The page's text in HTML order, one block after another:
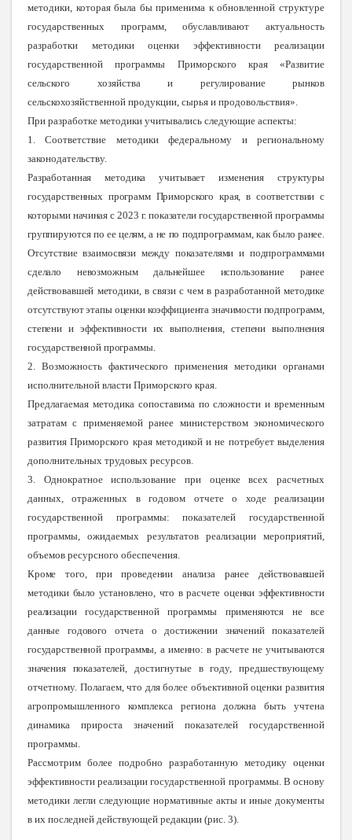
методики, которая была бы применима к обновленной структуре
государственных программ, обуславливают актуальность
разработки методики оценки эффективности реализации
государственной программы Приморского края «Развитие
сельского хозяйства и регулирование рынков
сельскохозяйственной продукции, сырья и продовольствия».
При разработке методики учитывались следующие аспекты:
1. Соответствие методики федеральному и региональному
законодательству.
Разработанная методика учитывает изменения структуры
государственных программ Приморского края, в соответствии с
которыми начиная с 2023 г. показатели государственной программы
группируются по ее целям, а не по подпрограммам, как было ранее.
Отсутствие взаимосвязи между показателями и подпрограммами
сделало невозможным дальнейшее использование ранее
действовавшей методики, в связи с чем в разработанной методике
отсутствуют этапы оценки коэффициента значимости подпрограмм,
степени и эффективности их выполнения, степени выполнения
государственной программы.
2. Возможность фактического применения методики органами
исполнительной власти Приморского края.
Предлагаемая методика сопоставима по сложности и временным
затратам с применяемой ранее министерством экономического
развития Приморского края методикой и не потребует выделения
дополнительных трудовых ресурсов.
3. Однократное использование при оценке всех расчетных
данных, отраженных в годовом отчете о ходе реализации
государственной программы: показателей государственной
программы, ожидаемых результатов реализации мероприятий,
объемов ресурсного обеспечения.
Кроме того, при проведении анализа ранее действовавшей
методики было установлено, что в расчете оценки эффективности
реализации государственной программы применяются не все
данные годового отчета о достижении значений показателей
государственной программы, а именно: в расчете не учитываются
значения показателей , достигнутые в году, предшествующему
отчетному. Полагаем, что для более объективной оценки развития
агропромышленного комплекса региона должна быть учтена
динамика прироста значений показателей государственной
программы.
Рассмотрим более подробно разработанную методику оценки
эффективности реализации государственной программы. В основу
методики легли следующие нормативные акты и иные документы
в их последней действующей редакции (рис. 3).